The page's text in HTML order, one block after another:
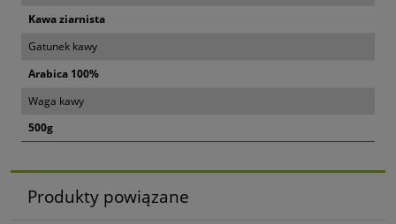
Kawa ziarnista
Gatunek kawy
Arabica 100%
Waga kawy
500g
Produkty powiązane